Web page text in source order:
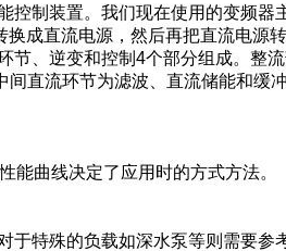
控制装置。我们现在使用的变频
成直流电源，然后再把直流电源
节、逆变和控制4个部分组成。整
直流环节为滤波、直流储能和缓冲
能曲线决定了应用时的方式方法。
于特殊的负载如深水泵等则需要参